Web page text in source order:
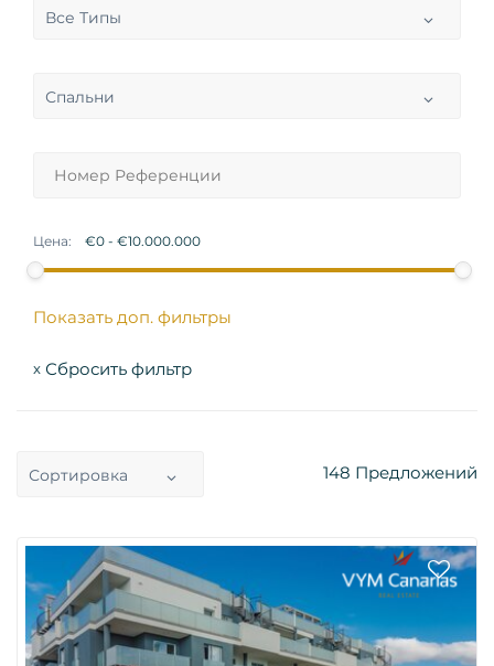
Все Типы
Спальни
Цена:
Показать доп. фильтры
x Сбросить фильтр
Сортировка 148 Предложений